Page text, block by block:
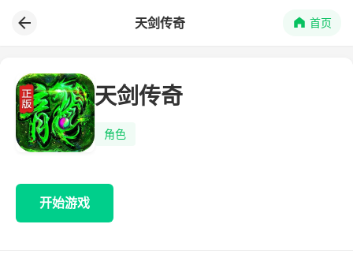
天剑传奇 首页
天剑传奇
角色
开始游戏